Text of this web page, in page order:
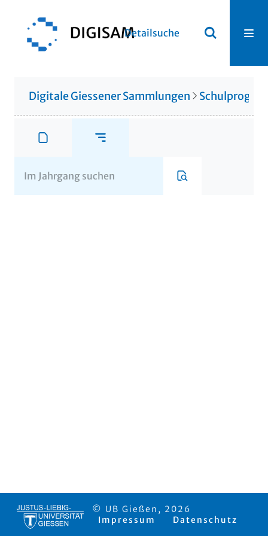
Detailsuche
Digitale Giessener Sammlungen
© UB Gießen, 2026
Impressum
Datenschutz